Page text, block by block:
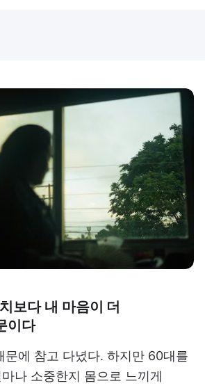
보다 내 마음이 더
이다
문에 참고 다녔다. 하지만 60대를
나 소중한지 몸으로 느끼게